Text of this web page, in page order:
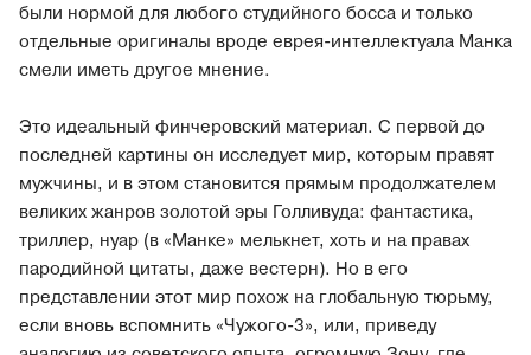
были нормой для любого студийного босса и только
отдельные оригиналы вроде еврея-интеллектуала Манка
смели иметь другое мнение.
Это идеальный финчеровский материал. С первой до
последней картины он исследует мир, которым правят
мужчины, и в этом становится прямым продолжателем
великих жанров золотой эры Голливуда: фантастика,
триллер, нуар (в «Манке» мелькнет, хоть и на правах
пародийной цитаты, даже вестерн). Но в его
представлении этот мир похож на глобальную тюрьму,
если вновь вспомнить «Чужого-3», или, приведу